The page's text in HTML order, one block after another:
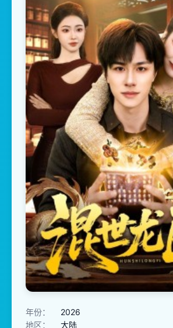
年份：
2026
地区：
大陆